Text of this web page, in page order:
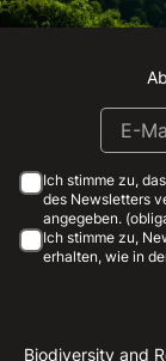
Ich stimme zu,
des Newsletters
angegeben.
Ich stimme zu,
erhalten, wie in
Biodiversity and